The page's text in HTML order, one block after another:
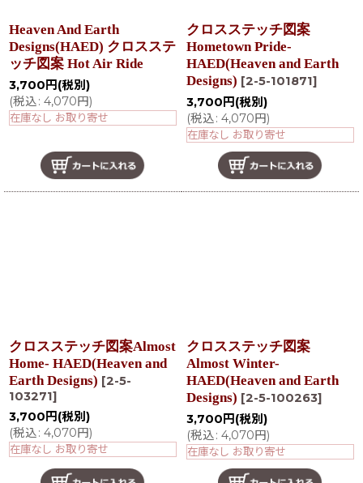
Heaven And Earth
Designs(HAED) クロスステ
ッチ図案 Hot Air Ride
3,700 円 (税別)
(税込: 4,070円)
在庫なし お取り寄せ
クロスステッチ図案
Hometown Pride-
HAED(Heaven and Earth
Designs) [2-5-101871]
3,700 円 (税別)
(税込: 4,070円)
在庫なし お取り寄せ
クロスステッチ図案Almost
Home- HAED(Heaven and
Earth Designs) [2-5-
103271]
3,700 円 (税別)
(税込: 4,070円)
在庫なし お取り寄せ
クロスステッチ図案
Almost Winter-
HAED(Heaven and Earth
Designs) [2-5-100263]
3,700 円 (税別)
(税込: 4,070円)
在庫なし お取り寄せ